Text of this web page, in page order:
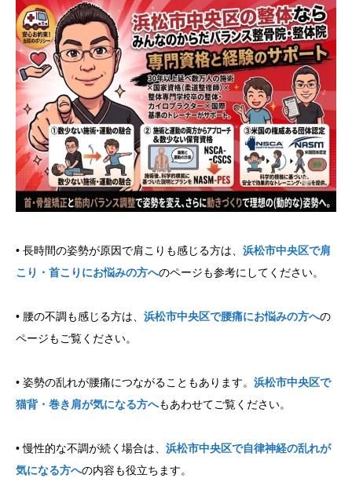
• 長時間の姿勢が原因で肩こりも感じる方は、 浜松市中央区で肩
こり・首こりにお悩みの方へのページも参考にしてください。
• 腰の不調も感じる方は、 浜松市中央区で腰痛にお悩みの方への
ページもご覧ください。
• 姿勢の乱れが腰痛につながることもあります。 浜松市中央区で
猫背・巻き肩が気になる方へもあわせてご覧ください。
• 慢性的な不調が続く場合は、 浜松市中央区で自律神経の乱れが
気になる方への内容も役立ちます。